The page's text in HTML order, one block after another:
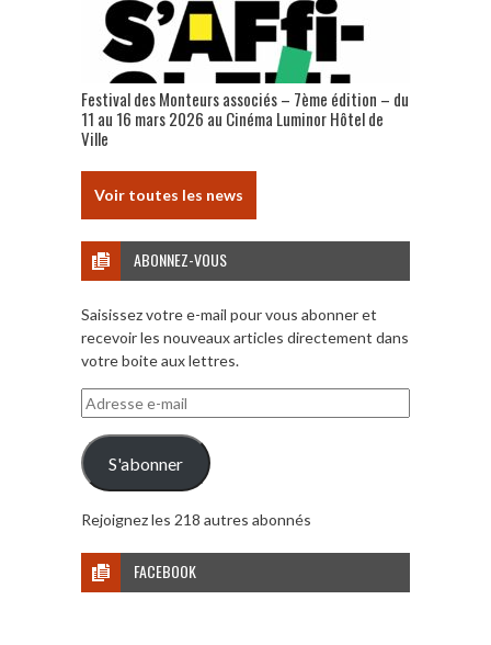
Festival des Monteurs associés – 7ème édition – du
11 au 16 mars 2026 au Cinéma Luminor Hôtel de
Ville
Voir toutes les news
ABONNEZ-VOUS
Saisissez votre e-mail pour vous abonner et
recevoir les nouveaux articles directement dans
votre boite aux lettres.
Adresse
e-
mail
S'abonner
Rejoignez les 218 autres abonnés
FACEBOOK